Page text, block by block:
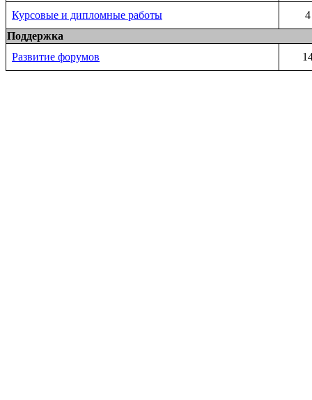
Курсовые и дипломные работы
4
Поддержка
Развитие форумов